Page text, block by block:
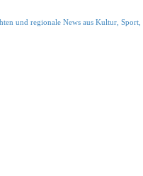
und regionale News aus Kultur,